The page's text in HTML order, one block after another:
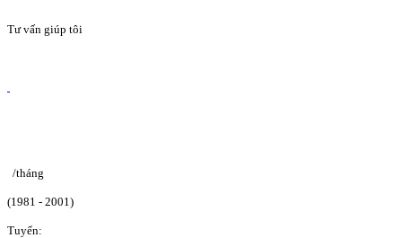
Tư vấn giúp tôi
/tháng
(1981 - 2001)
Tuyển: